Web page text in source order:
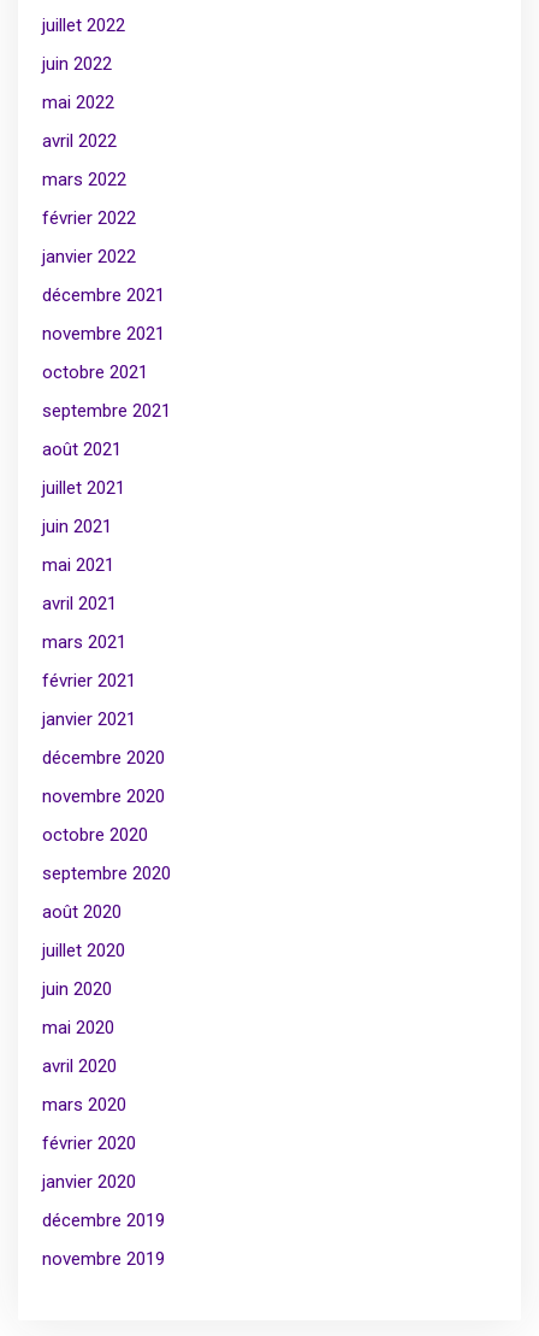
juillet 2022
juin 2022
mai 2022
avril 2022
mars 2022
février 2022
janvier 2022
décembre 2021
novembre 2021
octobre 2021
septembre 2021
août 2021
juillet 2021
juin 2021
mai 2021
avril 2021
mars 2021
février 2021
janvier 2021
décembre 2020
novembre 2020
octobre 2020
septembre 2020
août 2020
juillet 2020
juin 2020
mai 2020
avril 2020
mars 2020
février 2020
janvier 2020
décembre 2019
novembre 2019